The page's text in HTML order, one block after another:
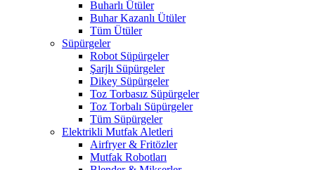
Buharlı Ütüler
Buhar Kazanlı Ütüler
Tüm Ütüler
Süpürgeler
Robot Süpürgeler
Şarjlı Süpürgeler
Dikey Süpürgeler
Toz Torbasız Süpürgeler
Toz Torbalı Süpürgeler
Tüm Süpürgeler
Elektrikli Mutfak Aletleri
Airfryer & Fritözler
Mutfak Robotları